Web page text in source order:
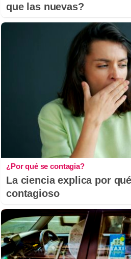
que las nuevas?
¿Por qué se contagia?
La ciencia explica por
contagioso